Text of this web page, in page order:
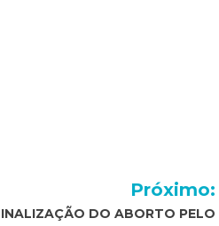
Próximo:
DO ABORTO PELO